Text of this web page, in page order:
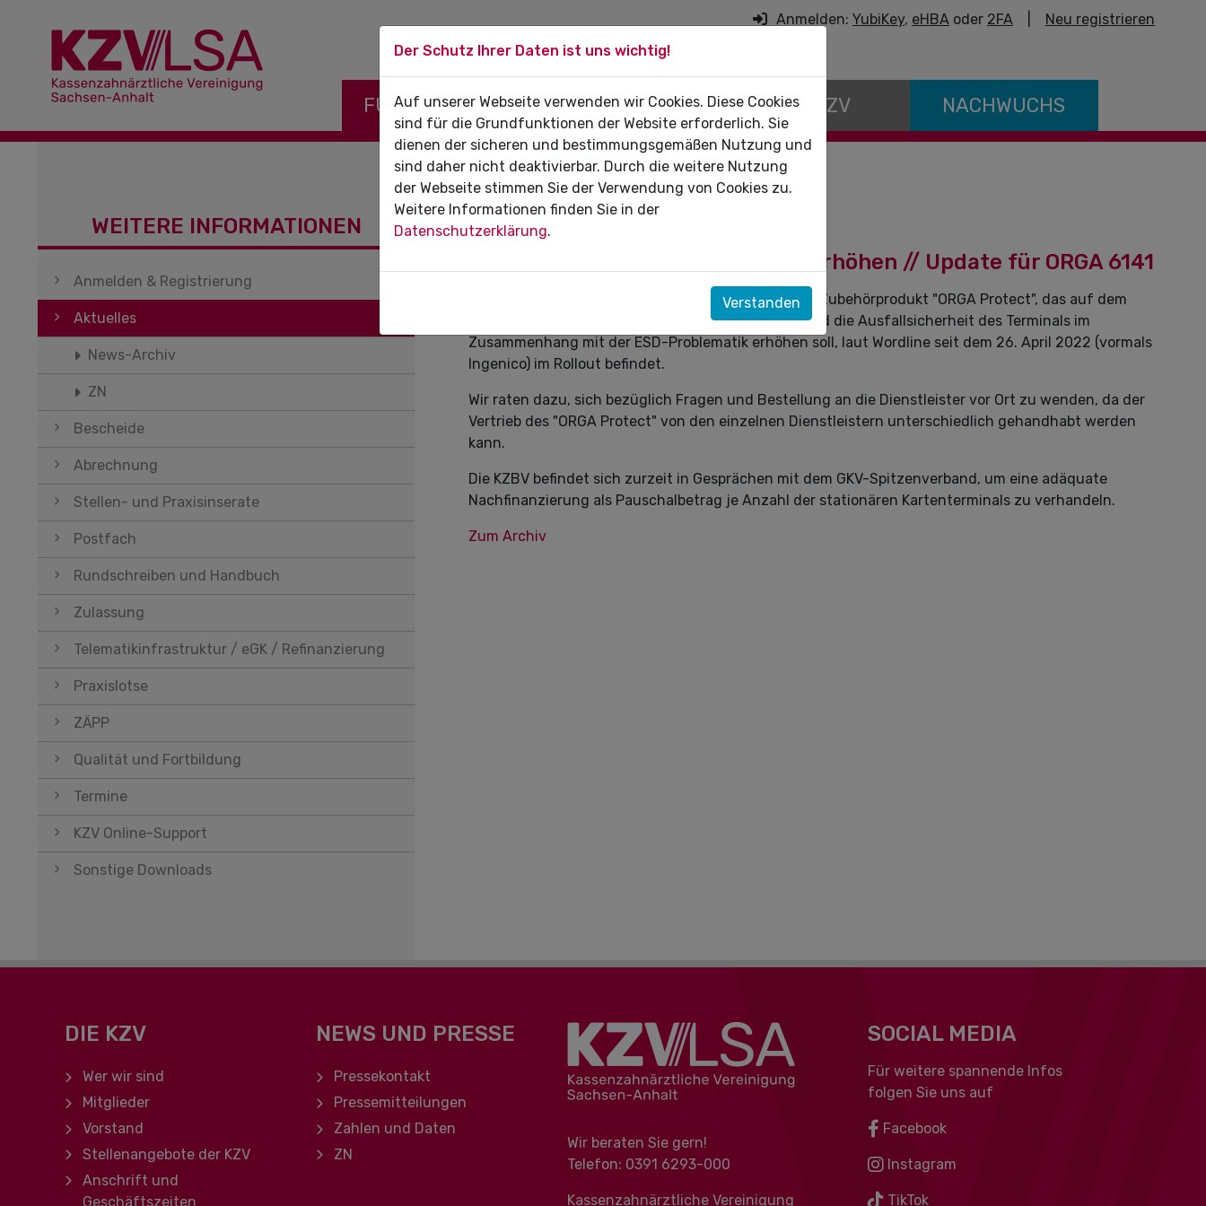
Anmelden: YubiKey, eHBA oder 2FA Neu registrieren
FÜR DIE PRAXIS FÜR PATIENTEN DIE KZV NACHWUCHS
28.04.2022
Ausfallsicherheit des Terminals erhöhen // Update für ORGA 6141
Wir möchten Sie darüber informieren, dass sich das Zubehörprodukt "ORGA Protect", das auf dem
Kartenslot des "ORGA 6141" online installiert wird und die Ausfallsicherheit des Terminals im
Zusammenhang mit der ESD-Problematik erhöhen soll, laut Wordline seit dem 26. April 2022 (vormals
Ingenico) im Rollout befindet.
Wir raten dazu, sich bezüglich Fragen und Bestellung an die Dienstleister vor Ort zu wenden, da der
Vertrieb des "ORGA Protect" von den einzelnen Dienstleistern unterschiedlich gehandhabt werden
kann.
Die KZBV befindet sich zurzeit in Gesprächen mit dem GKV-Spitzenverband, um eine adäquate
Nachfinanzierung als Pauschalbetrag je Anzahl der stationären Kartenterminals zu verhandeln.
Zum Archiv
WEITERE INFORMATIONEN
Navigation überspringen
Anmelden & Registrierung
Aktuelles
News-Archiv
ZN
Bescheide
Abrechnung
Stellen- und Praxisinserate
Postfach
Rundschreiben und Handbuch
Zulassung
Telematikinfrastruktur / eGK / Refinanzierung
Praxislotse
ZÄPP
Qualität und Fortbildung
Termine
KZV Online-Support
Sonstige Downloads
DIE KZV
Navigation überspringen
Wer wir sind
Mitglieder
Vorstand
Stellenangebote der KZV
Anschrift und
Geschäftszeiten
NEWS UND PRESSE
Navigation überspringen
Pressekontakt
Pressemitteilungen
Zahlen und Daten
ZN
Wir beraten Sie gern!
Telefon: 0391 ‍6293-000
Kassenzahnärztliche Vereinigung
SOCIAL MEDIA
Für weitere spannende Infos
folgen Sie uns auf
Facebook
Instagram
TikTok
Der Schutz Ihrer Daten ist uns wichtig!
Auf unserer Webseite verwenden wir Cookies. Diese Cookies
sind für die Grundfunktionen der Website erforderlich. Sie
dienen der sicheren und bestimmungsgemäßen Nutzung und
sind daher nicht deaktivierbar. Durch die weitere Nutzung
der Webseite stimmen Sie der Verwendung von Cookies zu.
Weitere Informationen finden Sie in der
Datenschutzerklärung.
Verstanden